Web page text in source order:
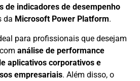
de indicadores de desempenho
da Microsoft Power Platform.
para profissionais que desejam
análise de performance
aplicativos corporativos e
empresariais. Além disso, o